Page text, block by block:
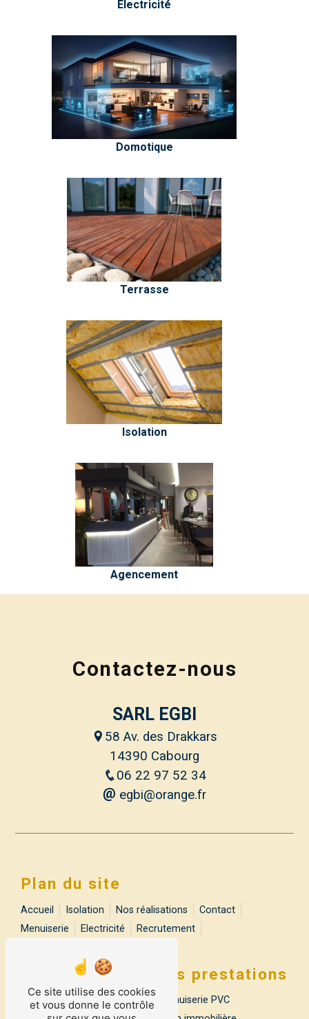
Électricité
Domotique
Terrasse
Isolation
Agencement
Contactez-nous
SARL EGBI
58 Av. des Drakkars
14390 Cabourg
06 22 97 52 34
egbi@orange.fr
Plan du site
Accueil Isolation Nos réalisations
Contact
Menuiserie
Electricité Recrutement
Nos prestations
Isolation de combles
Menuiserie PVC
Ce site utilise des cookies
et vous donne le contrôle